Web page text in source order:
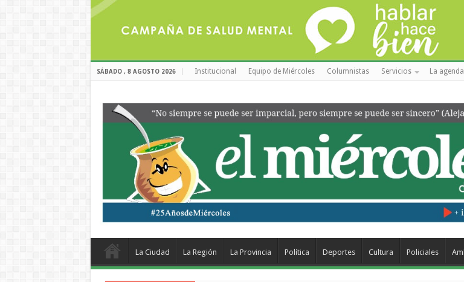
SÁBADO , 8 AGOSTO 2026 Institucional Equipo de Miércoles Columnistas Servicios La
La Ciudad La Región La Provincia Política Deportes Cultura Policiales